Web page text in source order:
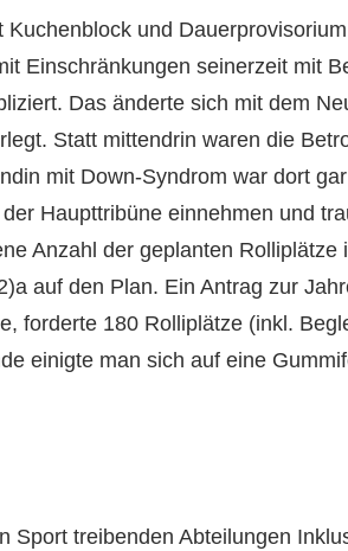
Kuchenblock und
Einschränkungen seinerzeit mit
Das änderte sich mit dem
Statt mittendrin waren die
mit Down-Syndrom war dort
Haupttribüne einnehmen und
Anzahl der geplanten
auf den Plan. Ein Antrag zur
forderte 180 Rolliplätze (inkl.
einigte man sich auf eine
Sport treibenden Abteilungen